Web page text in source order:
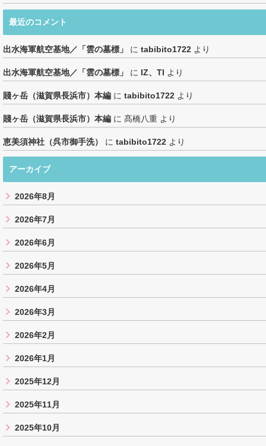
最近のコメント
出水海軍航空基地／「雲の墓標」 に tabibito1722 より
出水海軍航空基地／「雲の墓標」 に IZ、TI より
賤ヶ岳（滋賀県長浜市）本編 に tabibito1722 より
賤ヶ岳（滋賀県長浜市）本編 に 髙橋八重 より
恵美須神社（呉市御手洗） に tabibito1722 より
アーカイブ
2026年8月
2026年7月
2026年6月
2026年5月
2026年4月
2026年3月
2026年2月
2026年1月
2025年12月
2025年11月
2025年10月